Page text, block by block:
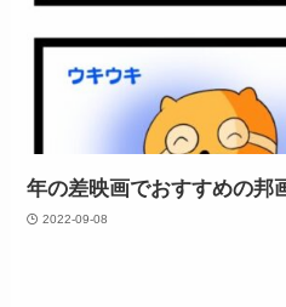
年の差映画でおすすめの邦
2022-09-08